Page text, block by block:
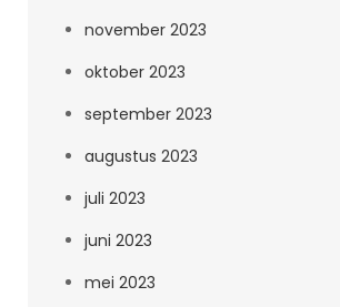
november 2023
oktober 2023
september 2023
augustus 2023
juli 2023
juni 2023
mei 2023